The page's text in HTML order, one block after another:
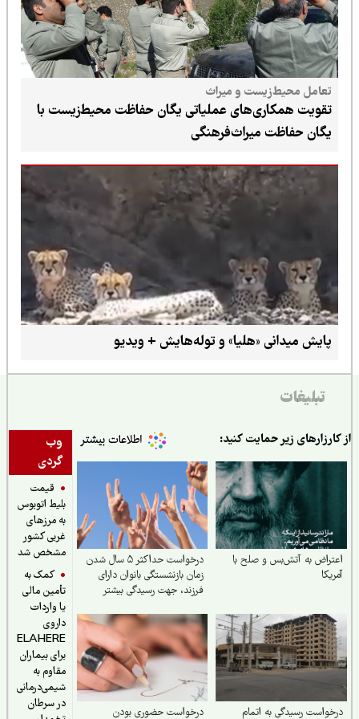
تعامل محیط‌زیست و میراث
تقویت همکاری‌های عملیاتی یگان حفاظت محیط‌زیست با
یگان حفاظت میراث‌فرهنگی
پایش میدانی «هلیا» و توله‌هایش + ویدیو
تبلیغات
وب
گردی
قیمت
بلیط اتوبوس
به مرزهای
غربی کشور
مشخص شد
کمک به
تأمین مالی
یا واردات
داروی
ELAHERE
برای بیماران
مقاوم به
شیمی‌درمانی
در سرطان
زیر حمایت کنید:
به آتش‌بس و صلح با
درخواست حداکثر ۵ سال شدن
زمان بازنشستگی بانوان دارای
فرزند، جهت رسیدگی بیشتر
رسیدگی به اتمام
درخواست حضوری بودن